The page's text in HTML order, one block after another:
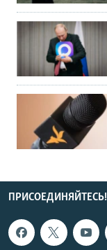
ПРИСОЕДИНЯЙТЕСЬ!